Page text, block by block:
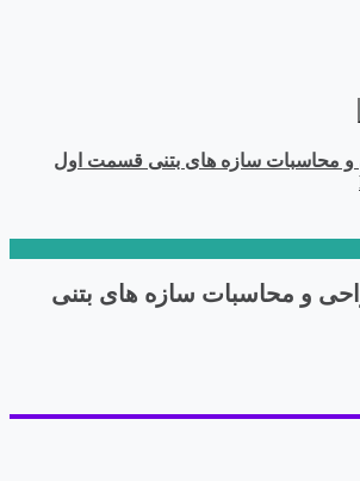
محاسبات سازه های بتنی قسمت اول
و محاسبات سازه های بتنی